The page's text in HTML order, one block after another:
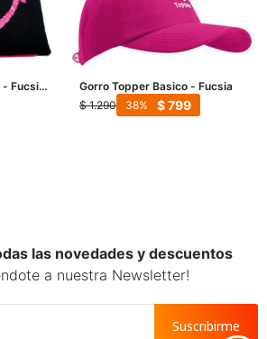
- Fucsia
Gorro Topper Basico - Fucsia
$ 1.290 $799
38
las novedades y descuentos
a nuestra Newsletter!
Suscribirme